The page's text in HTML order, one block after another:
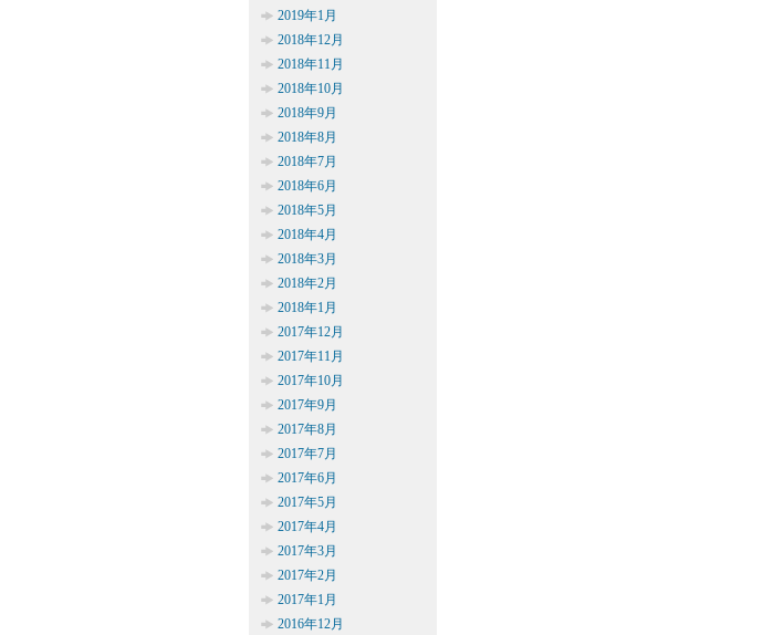
2019年1月
2018年12月
2018年11月
2018年10月
2018年9月
2018年8月
2018年7月
2018年6月
2018年5月
2018年4月
2018年3月
2018年2月
2018年1月
2017年12月
2017年11月
2017年10月
2017年9月
2017年8月
2017年7月
2017年6月
2017年5月
2017年4月
2017年3月
2017年2月
2017年1月
2016年12月